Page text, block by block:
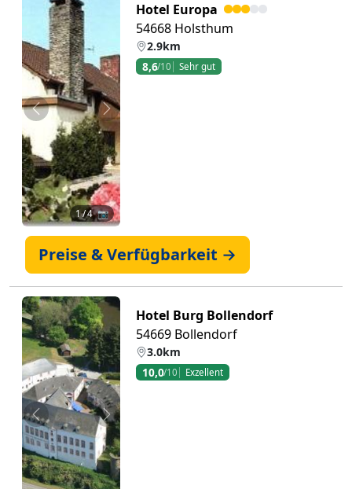
Zurück Weiter
1/ 4 📷
Hotel Europa
54668 Holsthum
2.9km
8,6/10 Sehr gut
Preise & Verfügbarkeit →
Zurück Weiter
Hotel Burg Bollendorf
54669 Bollendorf
3.0km
10,0/10 Exzellent